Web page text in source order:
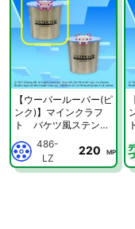
【ウーパールーパー(ピ
ンク)】マインクラフ
ト バケツ風ステンレ
486-
LZ
220 MP